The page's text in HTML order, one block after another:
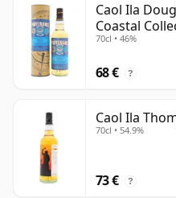
Caol Ila
Coastal
70cl • 46%
68 € ?
Caol Ila
70cl • 54.9%
73 € ?